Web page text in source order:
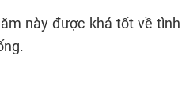
này được khá tốt về tình